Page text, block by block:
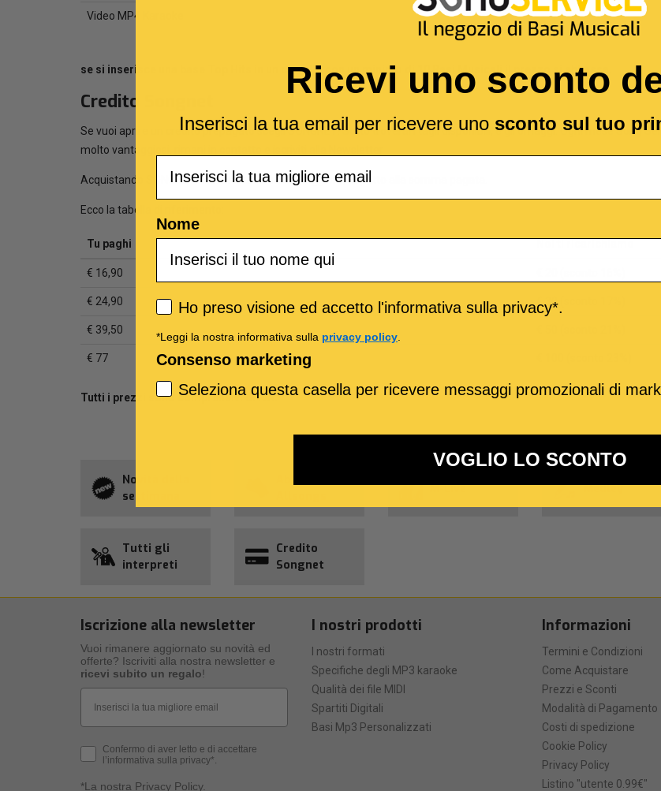
Video MP4 Karaoke
se si inserisce una base Top Hits in un carrello con un minimo di 10 Basi Musicali il prezzo si abbassa.
Credito Songnet
Se vuoi aprire un credito prepagato scegli SONGNET! Sotto troverai i tagli disponibili, e gli omaggi. Ogni mese Song
molto vantaggiosi, rimani in contatto e iscriviti alla Newsletter
Acquistando SONGNET riceverai un credito maggiore, rispetto alla somma pagata.
Ecco la tabella di riferimento:
Tu paghi
€ 16,90
€ 24,90 € 30 (sconto 17%)
€ 39,50
€ 77
Tutti i prezzi sono comprensivi di IVA.
Novità della
settimana
M-Live Medley
Tutti gli
interpreti
Credito
Songnet
Iscrizione alla newsletter
Vuoi rimanere aggiornato su novità ed
offerte? Iscriviti alla nostra newsletter e
ricevi subito un regalo!
Privacy Policy
Confermo di aver letto e di accettare
l’informativa sulla privacy*.
*La nostra Privacy Policy.
I nostri prodotti
I nostri formati
Specifiche degli MP3 karaoke
Qualità dei file MIDI
Spartiti Digitali
Basi Mp3 Personalizzati
Informazioni
Termini e Condizioni
Come Acquistare
Prezzi e Sconti
Modalità di Pagamento
Costi di spedizione
Cookie Policy
Privacy Policy
Listino "utente 0.99€"
Ricevi uno sconto
Inserisci la tua email per ricevere uno sconto sul tuo
Nome
Privacy policy
Ho preso visione ed accetto l'informativa sulla privacy*.
*Leggi la nostra informativa sulla privacy policy
Consenso marketing
Seleziona questa casella per ricevere messaggi promozionali di
VOGLIO LO SCONTO